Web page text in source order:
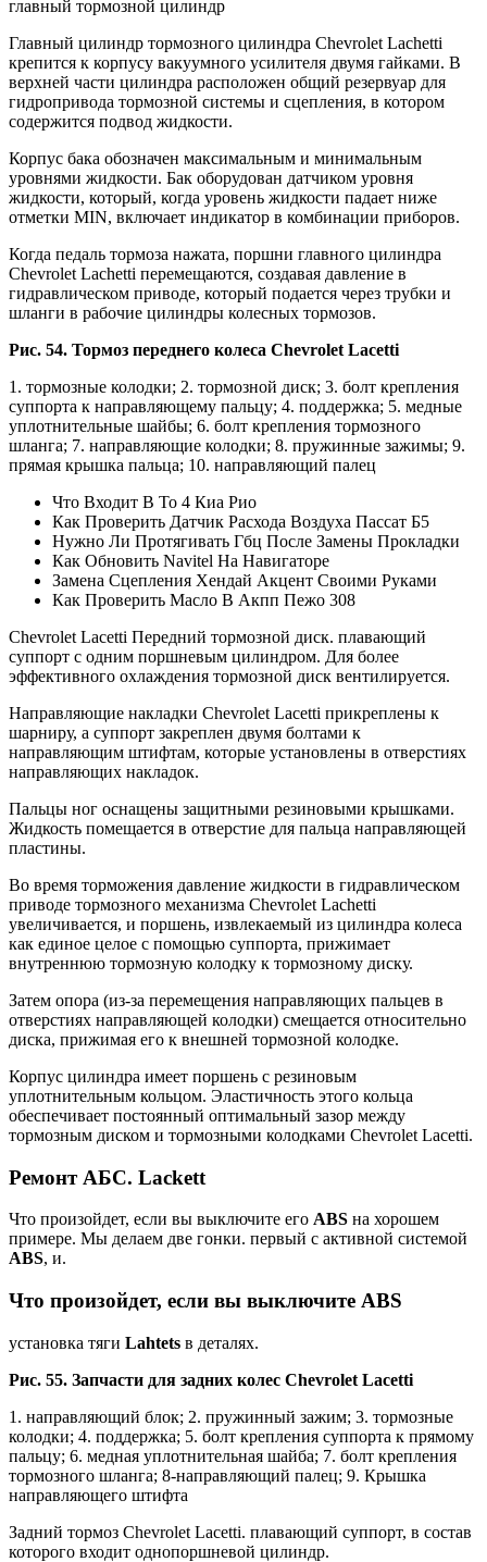
главный тормозной цилиндр
Главный цилиндр тормозного цилиндра Chevrolet Lachetti
крепится к корпусу вакуумного усилителя двумя гайками. В
верхней части цилиндра расположен общий резервуар для
гидропривода тормозной системы и сцепления, в котором
содержится подвод жидкости.
Корпус бака обозначен максимальным и минимальным
уровнями жидкости. Бак оборудован датчиком уровня
жидкости, который, когда уровень жидкости падает ниже
отметки MIN, включает индикатор в комбинации приборов.
Когда педаль тормоза нажата, поршни главного цилиндра
Chevrolet Lachetti перемещаются, создавая давление в
гидравлическом приводе, который подается через трубки и
шланги в рабочие цилиндры колесных тормозов.
Рис. 54. Тормоз переднего колеса Chevrolet Lacetti
1. тормозные колодки; 2. тормозной диск; 3. болт крепления
суппорта к направляющему пальцу; 4. поддержка; 5. медные
уплотнительные шайбы; 6. болт крепления тормозного
шланга; 7. направляющие колодки; 8. пружинные зажимы; 9.
прямая крышка пальца; 10. направляющий палец
Что Входит В То 4 Киа Рио
Как Проверить Датчик Расхода Воздуха Пассат Б5
Нужно Ли Протягивать Гбц После Замены Прокладки
Как Обновить Navitel На Навигаторе
Замена Сцепления Хендай Акцент Своими Руками
Как Проверить Масло В Акпп Пежо 308
Chevrolet Lacetti Передний тормозной диск. плавающий
суппорт с одним поршневым цилиндром. Для более
эффективного охлаждения тормозной диск вентилируется.
Направляющие накладки Chevrolet Lacetti прикреплены к
шарниру, а суппорт закреплен двумя болтами к
направляющим штифтам, которые установлены в отверстиях
направляющих накладок.
Пальцы ног оснащены защитными резиновыми крышками.
Жидкость помещается в отверстие для пальца направляющей
пластины.
Во время торможения давление жидкости в гидравлическом
приводе тормозного механизма Chevrolet Lachetti
увеличивается, и поршень, извлекаемый из цилиндра колеса
как единое целое с помощью суппорта, прижимает
внутреннюю тормозную колодку к тормозному диску.
Затем опора (из-за перемещения направляющих пальцев в
отверстиях направляющей колодки) смещается относительно
диска, прижимая его к внешней тормозной колодке.
Корпус цилиндра имеет поршень с резиновым
уплотнительным кольцом. Эластичность этого кольца
обеспечивает постоянный оптимальный зазор между
тормозным диском и тормозными колодками Chevrolet Lacetti.
Ремонт АБС. Lackett
Что произойдет, если вы выключите его ABS на хорошем
примере. Мы делаем две гонки. первый с активной системой
ABS, и.
Что произойдет, если вы выключите ABS
установка тяги Lahtets в деталях.
Рис. 55. Запчасти для задних колес Chevrolet Lacetti
1. направляющий блок; 2. пружинный зажим; 3. тормозные
колодки; 4. поддержка; 5. болт крепления суппорта к прямому
пальцу; 6. медная уплотнительная шайба; 7. болт крепления
тормозного шланга; 8-направляющий палец; 9. Крышка
направляющего штифта
Задний тормоз Chevrolet Lacetti. плавающий суппорт, в состав
которого входит однопоршневой цилиндр.